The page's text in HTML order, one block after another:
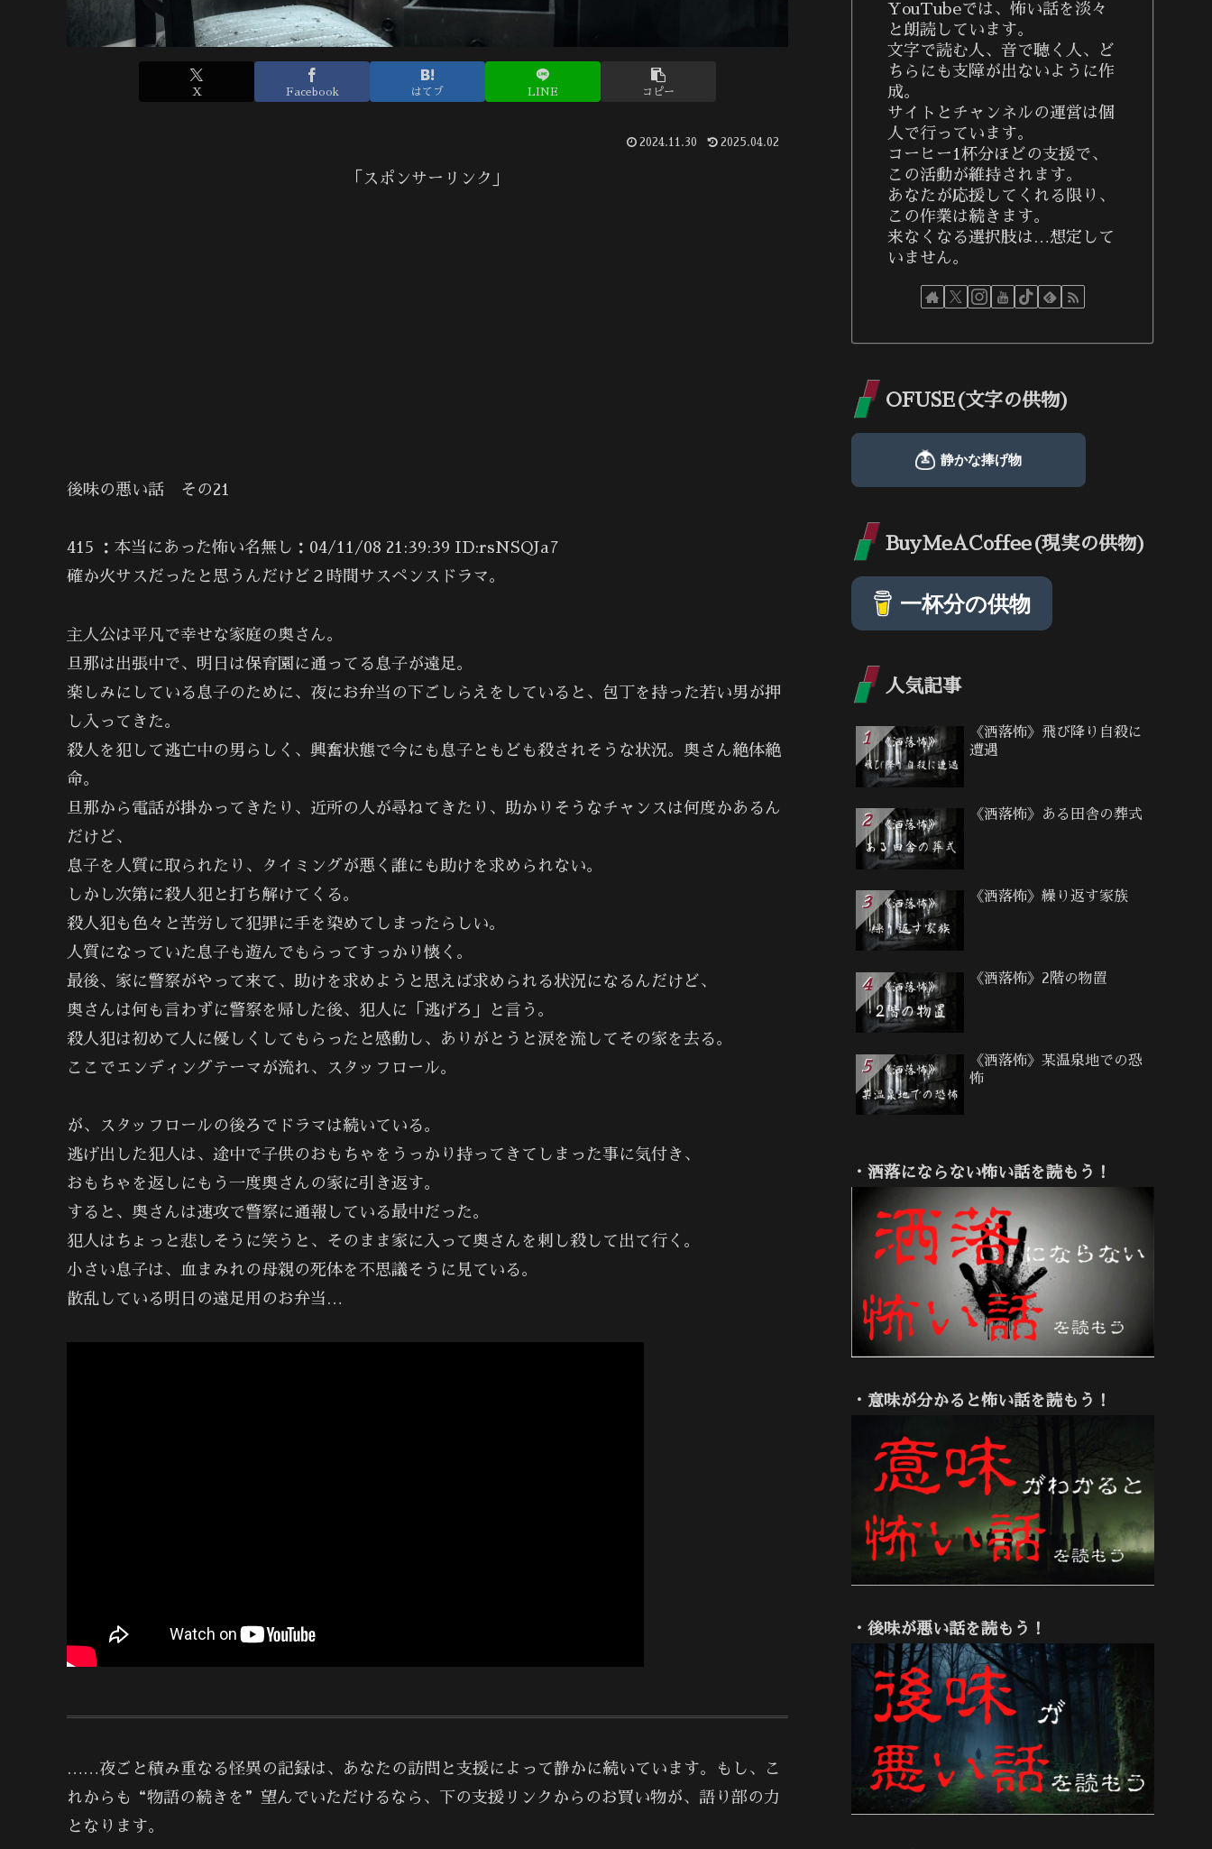
X Facebook はてブ LINE コピー
2024.11.30 2025.04.02
「スポンサーリンク」
後味の悪い話 その21
415 ：本当にあった怖い名無し：04/11/08 21:39:39 ID:rsNSQJa7
確か火サスだったと思うんだけど２時間サスペンスドラマ。
主人公は平凡で幸せな家庭の奥さん。
旦那は出張中で、明日は保育園に通ってる息子が遠足。
楽しみにしている息子のために、夜にお弁当の下ごしらえをしていると、包丁を持った若い男が押
し入ってきた。
殺人を犯して逃亡中の男らしく、興奮状態で今にも息子ともども殺されそうな状況。奥さん絶体絶
命。
旦那から電話が掛かってきたり、近所の人が尋ねてきたり、助かりそうなチャンスは何度かあるん
だけど、
息子を人質に取られたり、タイミングが悪く誰にも助けを求められない。
しかし次第に殺人犯と打ち解けてくる。
殺人犯も色々と苦労して犯罪に手を染めてしまったらしい。
人質になっていた息子も遊んでもらってすっかり懐く。
最後、家に警察がやって来て、助けを求めようと思えば求められる状況になるんだけど、
奥さんは何も言わずに警察を帰した後、犯人に「逃げろ」と言う。
殺人犯は初めて人に優しくしてもらったと感動し、ありがとうと涙を流してその家を去る。
ここでエンディングテーマが流れ、スタッフロール。
が、スタッフロールの後ろでドラマは続いている。
逃げ出した犯人は、途中で子供のおもちゃをうっかり持ってきてしまった事に気付き、
おもちゃを返しにもう一度奥さんの家に引き返す。
すると、奥さんは速攻で警察に通報している最中だった。
犯人はちょっと悲しそうに笑うと、そのまま家に入って奥さんを刺し殺して出て行く。
小さい息子は、血まみれの母親の死体を不思議そうに見ている。
散乱している明日の遠足用のお弁当…
……夜ごと積み重なる怪異の記録は、あなたの訪問と支援によって静かに続いています。もし、こ
れからも“物語の続きを”望んでいただけるなら、下の支援リンクからのお買い物が、語り部の力
となります。
YouTubeでは、怖い話を淡々
と朗読しています。
文字で読む人、音で聴く人、ど
ちらにも支障が出ないように作
成。
サイトとチャンネルの運営は個
人で行っています。
コーヒー1杯分ほどの支援で、
この活動が維持されます。
あなたが応援してくれる限り、
この作業は続きます。
来なくなる選択肢は…想定して
いません。
OFUSE(文字の供物)
BuyMeACoffee(現実の供物)
一杯分の供物
人気記事
《洒落怖》飛び降り自殺に
遭遇
《洒落怖》ある田舎の葬式
《洒落怖》繰り返す家族
《洒落怖》2階の物置
《洒落怖》某温泉地での恐
怖
・洒落にならない怖い話を読もう！
・意味が分かると怖い話を読もう！
・後味が悪い話を読もう！